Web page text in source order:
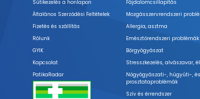
Sütikezelés a honlapon
Általános Szerződési Feltételek
Fizetés és szállítás
Rólunk
GYIK
Kapcsolat
PatikaRadar
Fájdalomcsillapítás
Mozgásszervrendszeri
Allergia, asztma
Emésztőrendszeri problémák
Bőrgyógyászat
Stresszkezelés, alvászavar,
Nőgyógyászati-, húgyúti-, és
prosztataproblémák
Szív és érrendszer